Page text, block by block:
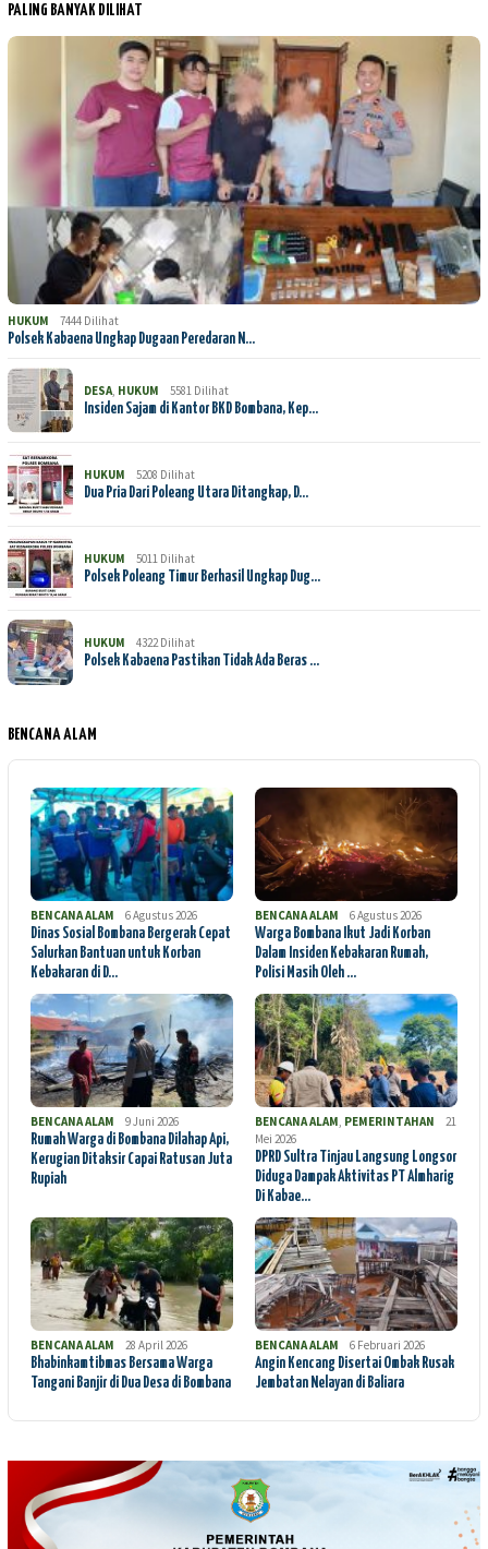
PALING BANYAK DILIHAT
HUKUM
7444 Dilihat
Polsek Kabaena Ungkap Dugaan Peredaran N…
DESA HUKUM
5581 Dilihat
Insiden Sajam di Kantor BKD Bombana, Kep…
HUKUM
5208 Dilihat
Dua Pria Dari Poleang Utara Ditangkap, D…
HUKUM
5011 Dilihat
Polsek Poleang Timur Berhasil Ungkap Dug…
HUKUM
4322 Dilihat
Polsek Kabaena Pastikan Tidak Ada Beras …
BENCANA ALAM
BENCANA ALAM
6 Agustus 2026
Dinas Sosial Bombana Bergerak Cepat
Salurkan Bantuan untuk Korban
Kebakaran di D…
BENCANA ALAM
6 Agustus 2026
Warga Bombana Ikut Jadi Korban
Dalam Insiden Kebakaran Rumah,
Polisi Masih Oleh …
BENCANA ALAM
9 Juni 2026
Rumah Warga di Bombana Dilahap Api,
Kerugian Ditaksir Capai Ratusan Juta
Rupiah
BENCANA ALAM, PEMERINTAHAN
21
Mei 2026
DPRD Sultra Tinjau Langsung Longsor
Diduga Dampak Aktivitas PT Almharig
Di Kabae…
BENCANA ALAM
28 April 2026
Bhabinkamtibmas Bersama Warga
Tangani Banjir di Dua Desa di Bombana
BENCANA ALAM
6 Februari 2026
Angin Kencang Disertai Ombak Rusak
Jembatan Nelayan di Baliara